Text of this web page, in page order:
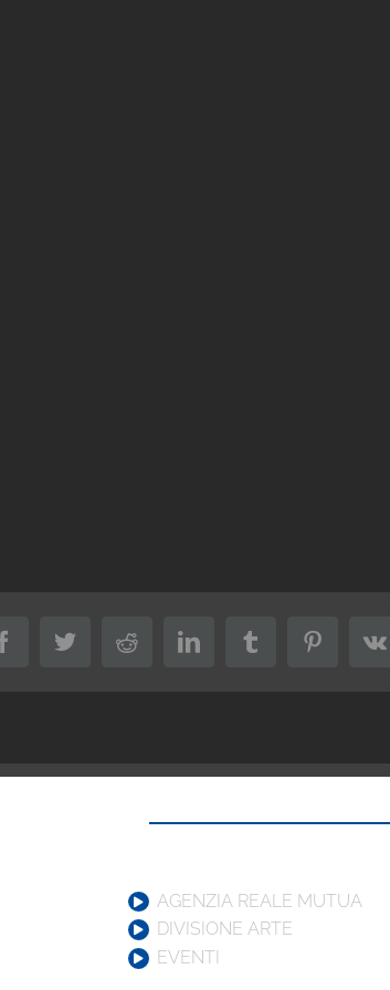
FacebookTwitterRedditLinkedInTumblrPinterest
Vk
AGENZIA REALE MUTUA
DIVISIONE ARTE
EVENTI